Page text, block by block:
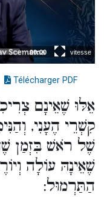
Télécharger PDF
אֵלּוּ שֶׁאֵינָם
קִשְׁרֵי הֶעָנִי,
שֶׁל רֹאשׁ בִּזְמַן
שֶׁאֵינָהּ עוֹלָה
הַתַּרְמוּל: